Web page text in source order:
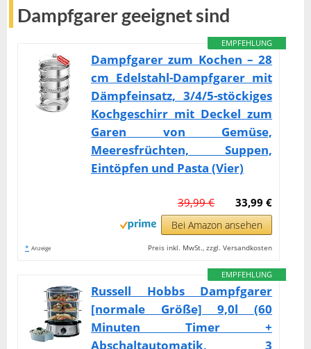
Dampfgarer geeignet sind
EMPFEHLUNG
Dampfgarer zum Kochen – 28
cm Edelstahl-Dampfgarer mit
Dämpfeinsatz, 3/4/5-stöckiges
Kochgeschirr mit Deckel zum
Garen von Gemüse,
Meeresfrüchten, Suppen,
Eintöpfen und Pasta (Vier)
33,99 €
39,99 €
Bei Amazon ansehen
* Anzeige Preis inkl. MwSt., zzgl. Versandkosten
EMPFEHLUNG
Russell Hobbs Dampfgarer
[normale Größe] 9,0l (60
Minuten Timer +
Abschaltautomatik, 3